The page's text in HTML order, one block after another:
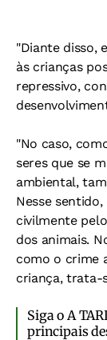
"Diante disso,
às crianças
repressivo,
"No caso,
seres que se
ambiental,
Nesse
civilmente
dos animais.
como o crime
criança, trata-
Siga o A
principais